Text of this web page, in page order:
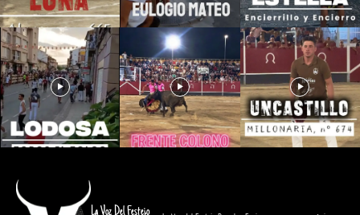
La Voz Del Festejo